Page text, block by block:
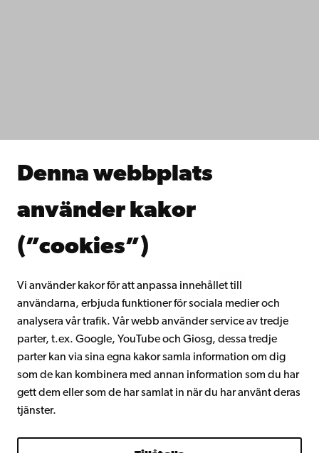
Denna webbplats
använder kakor
(”cookies”)
Vi använder kakor för att anpassa innehållet till
användarna, erbjuda funktioner för sociala medier och
analysera vår trafik. Vår webb använder service av tredje
parter, t.ex. Google, YouTube och Giosg, dessa tredje
parter kan via sina egna kakor samla information om dig
som de kan kombinera med annan information som du har
gett dem eller som de har samlat in när du har använt deras
tjänster.
Samarbeta med oss
Kontinuerligt lärande
Gå med i Åbo Akademis alumnnätverk
Intranätet
Facebook InstagramYouTube LinkedIn Blog Snapchat